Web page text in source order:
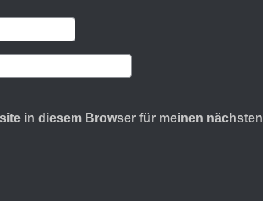
in diesem Browser für meinen